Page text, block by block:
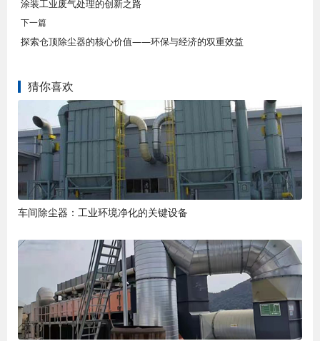
涂装工业废气处理的创新之路
下一篇
探索仓顶除尘器的核心价值——环保与经济的双重效益
猜你喜欢
车间除尘器：工业环境净化的关键设备